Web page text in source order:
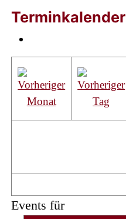
Terminkalender
Events für